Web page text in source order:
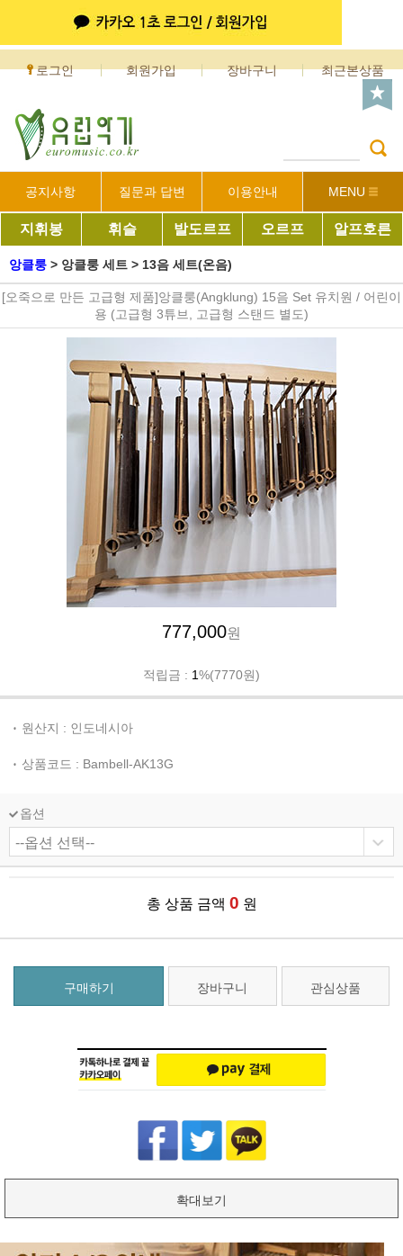
로그인 회원가입 장바구니 최근본상품
공지사항 질문과 답변 이용안내 MENU
지휘봉 휘슬 발도르프 오르프 알프호른
앙클룽 > 앙클룽 세트 > 13음 세트(온음)
[오죽으로 만든 고급형 제품]앙클룽(Angklung) 15음 Set 유치원 / 어린이
용 (고급형 3튜브, 고급형 스탠드 별도)
777,000원
적립금 : 1%(7770원)
원산지 : 인도네시아
상품코드 : Bambell-AK13G
옵션
총 상품 금액 0 원
구매하기 장바구니 관심상품
확대보기